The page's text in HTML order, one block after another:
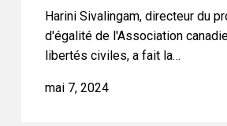
mixtesHarini Sivalingam, directeur du
d'égalité de l'Association
libertés civiles, a fait la…
mai 7, 2024